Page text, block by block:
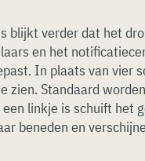
blijkt verder dat het
en het
In plaats van vier
zien. Standaard
linkje is schuift het
beneden en